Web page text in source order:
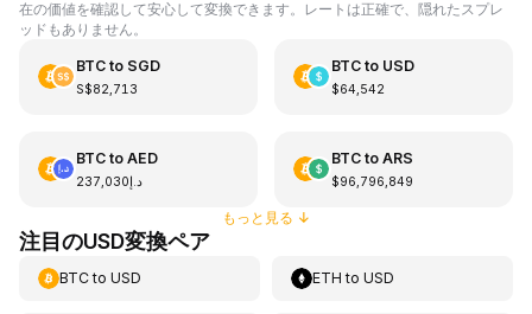
在の価値を確認して安心して変換できます。レートは正確で、隠れたスプレ
ッドもありません。
BTCto SGD
S$82,713
BTCto USD
$64,542
BTCto AED
د.إ237,030
BTCto ARS
$96,796,849
もっと見る ↓
注目のUSD変換ペア
BTCto USD ETH toUSD